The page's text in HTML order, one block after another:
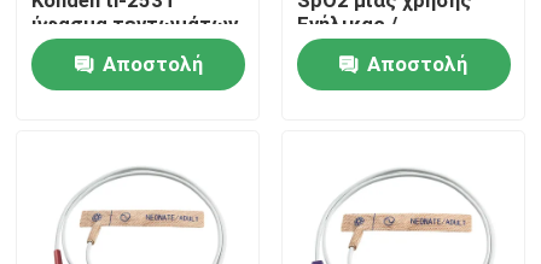
Προϊόντα
ύφασμα τεντωμάτων
δερμάτων νεογνών
αισθητήρων ενήλικο
Αποστολή
Ενήλικας /
νεογέννητος Μη
υφαντικό υφάσματος
Έλεγχος SpO2 μιας
Αποστολή